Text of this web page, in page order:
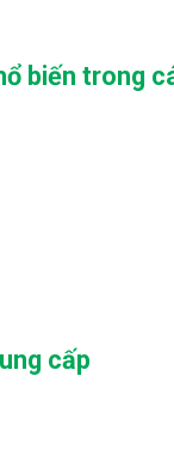
biến trong
cấp